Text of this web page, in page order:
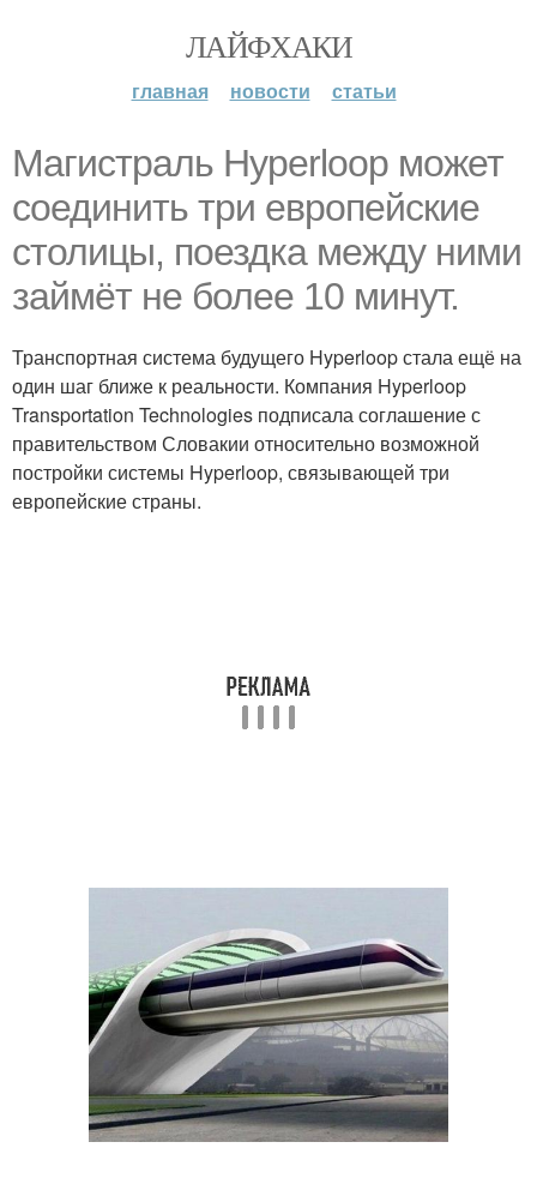
ЛАЙФХАКИ
главная новости статьи
Магистраль Hyperloop может
соединить три европейские
столицы, поездка между ними
займёт не более 10 минут.
Транспортная система будущего Hyperloop стала ещё на
один шаг ближе к реальности. Компания Hyperloop
Transportation Technologies подписала соглашение с
правительством Словакии относительно возможной
постройки системы Hyperloop, связывающей три
европейские страны.